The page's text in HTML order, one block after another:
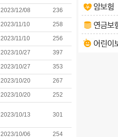
2023/12/08 236
2023/11/10 258
2023/11/10 256
2023/10/27 397
2023/10/27 353
2023/10/20 267
2023/10/20
252
2023/10/13 301
2023/10/06 254